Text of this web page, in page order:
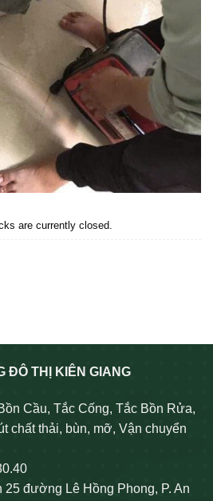
are currently closed.
ĐÔ THỊ KIÊN GIANG
Cầu, Tắc Cống, Tắc Bồn Rửa,
chất thải, bùn, mỡ, Vận chuyển
25 đường Lê Hồng Phong, P. An